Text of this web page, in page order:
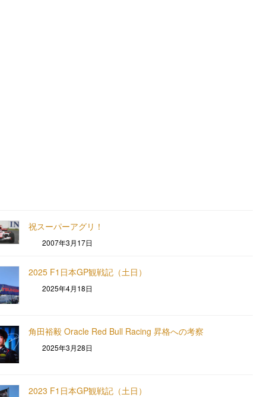
祝スーパーアグリ！
2007年3月17日
2025 F1日本GP観戦記（土日）
2025年4月18日
角田裕毅 Oracle Red Bull Racing 昇格への考察
2025年3月28日
2023 F1日本GP観戦記（土日）